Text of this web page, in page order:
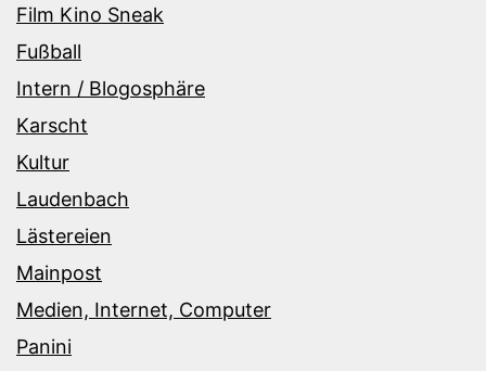
Film Kino Sneak
Fußball
Intern / Blogosphäre
Karscht
Kultur
Laudenbach
Lästereien
Mainpost
Medien, Internet, Computer
Panini